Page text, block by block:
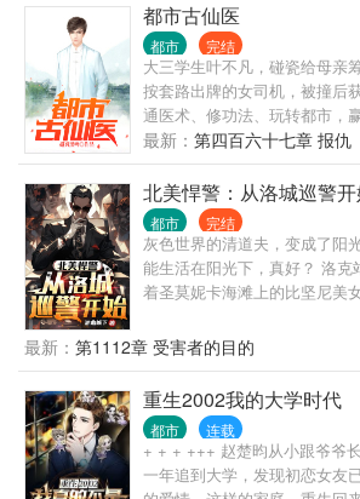
都市古仙医
都市 完结
大三学生叶不凡，碰瓷给母亲
按套路出牌的女司机，被撞后
通医术、修功法、玩转都市，
最新： 第四百六十七章 报仇
北美悍警：从洛城巡警
都市 完结
灰色世界的清道夫，变成了阳
能生活在阳光下，真好？ 洛克
着圣莫妮卡海滩上的比坚尼美
无超凡，但有我们常人接触不
神秘组织、以及各种离奇案件…
最新： 第1112章 受害者的目的
重生2002我的大学时代
都市 连载
+ + + +++ 赵楚昀从小跟爷爷
一年追到大学，发现初恋女友